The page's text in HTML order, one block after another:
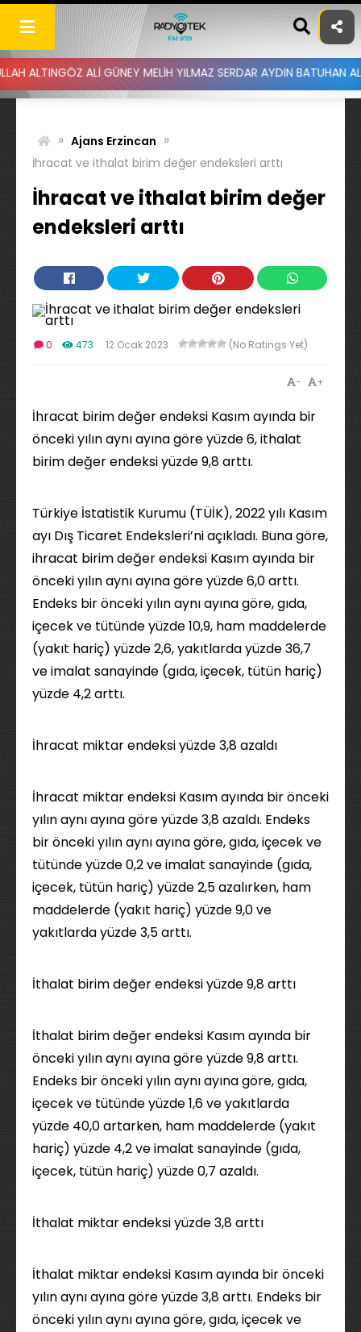
Skip
content
GÜNEY MELİH YILMAZ SERDAR AYDIN BATUHAN ALTINTAŞ
» Ajans Erzincan »
İhracat ve ithalat birim değer endeksleri arttı
İhracat ve ithalat birim değer
endeksleri arttı
0 473 12 Ocak 2023 (No Ratings Yet)
+
-
İhracat birim değer endeksi Kasım ayında bir
önceki yılın aynı ayına göre yüzde 6, ithalat
birim değer endeksi yüzde 9,8 arttı.
Türkiye İstatistik Kurumu (TÜİK), 2022 yılı Kasım
ayı Dış Ticaret Endeksleri’ni açıkladı. Buna göre,
ihracat birim değer endeksi Kasım ayında bir
önceki yılın aynı ayına göre yüzde 6,0 arttı.
Endeks bir önceki yılın aynı ayına göre, gıda,
içecek ve tütünde yüzde 10,9, ham maddelerde
(yakıt hariç) yüzde 2,6, yakıtlarda yüzde 36,7
ve imalat sanayinde (gıda, içecek, tütün hariç)
yüzde 4,2 arttı.
İhracat miktar endeksi yüzde 3,8 azaldı
İhracat miktar endeksi Kasım ayında bir önceki
yılın aynı ayına göre yüzde 3,8 azaldı. Endeks
bir önceki yılın aynı ayına göre, gıda, içecek ve
tütünde yüzde 0,2 ve imalat sanayinde (gıda,
içecek, tütün hariç) yüzde 2,5 azalırken, ham
maddelerde (yakıt hariç) yüzde 9,0 ve
yakıtlarda yüzde 3,5 arttı.
İthalat birim değer endeksi yüzde 9,8 arttı
İthalat birim değer endeksi Kasım ayında bir
önceki yılın aynı ayına göre yüzde 9,8 arttı.
Endeks bir önceki yılın aynı ayına göre, gıda,
içecek ve tütünde yüzde 1,6 ve yakıtlarda
yüzde 40,0 artarken, ham maddelerde (yakıt
hariç) yüzde 4,2 ve imalat sanayinde (gıda,
içecek, tütün hariç) yüzde 0,7 azaldı.
İthalat miktar endeksi yüzde 3,8 arttı
İthalat miktar endeksi Kasım ayında bir önceki
yılın aynı ayına göre yüzde 3,8 arttı. Endeks bir
önceki yılın aynı ayına göre, gıda, içecek ve